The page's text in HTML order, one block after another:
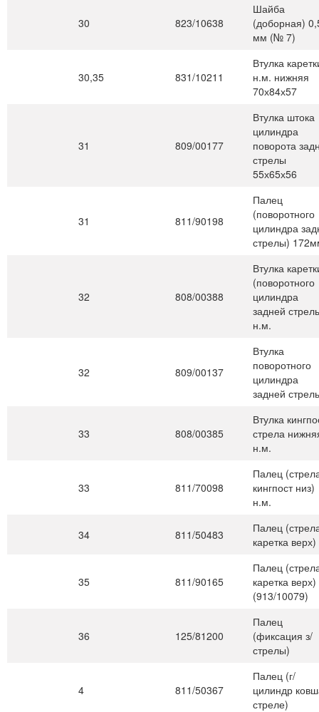
30 823/10638
Шайба
(доборная)
мм (№ 7)
30,35 831/10211
Втулка
н.м. нижняя
70х84х57
31 809/00177
Втулка штока
цилиндра
поворота
стрелы
55х65х56
31 811/90198
Палец
(поворотного
цилиндра
стрелы)
32 808/00388
Втулка
(поворотного
цилиндра
задней
н.м.
32 809/00137
Втулка
поворотного
цилиндра
задней
33 808/00385
Втулка
стрела
н.м.
33 811/70098
Палец
кингпост низ)
н.м.
34 811/50483
Палец
каретка верх)
35 811/90165
Палец
каретка верх)
(913/10079)
36 125/81200
Палец
(фиксация з/
стрелы)
4 811/50367
Палец (г/
цилиндр
стреле)